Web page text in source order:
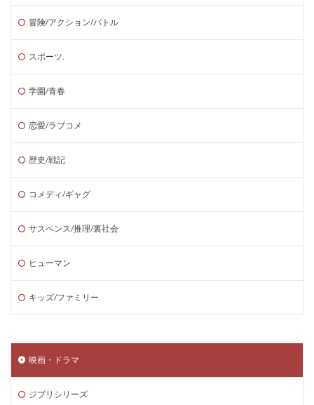
冒険/アクション/バトル
スポーツ.
学園/青春
恋愛/ラブコメ
歴史/戦記
コメディ/ギャグ
サスペンス/推理/裏社会
ヒューマン
キッズ/ファミリー
映画・ドラマ
ジブリシリーズ